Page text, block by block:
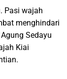
Pasi wajah
menghindari
Sedayu
Kiai